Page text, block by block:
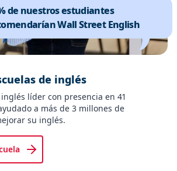
de nuestros estudiantes
Wall Street English
de inglés
líder con presencia en 41
a más de 3 millones de
su inglés.